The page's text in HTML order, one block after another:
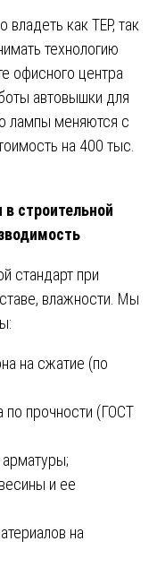
как ТЕР, так
технологию
офисного центра
автовышки для
лампы меняются с
на 400 тыс.
строительной
стандарт при
влажности. Мы
на сжатие (по
по прочности (ГОСТ
и ее
на